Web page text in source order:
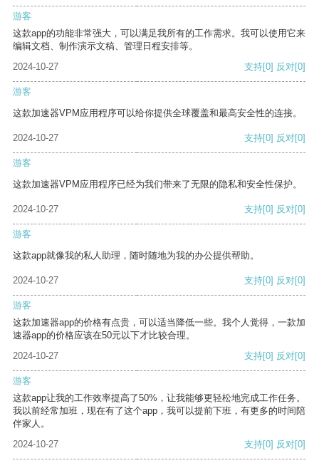
游客
这款app的功能非常强大，可以满足我所有的工作需求。我可以使用它来
编辑文档、制作演示文稿、管理日程安排等。
2024-10-27
支持[0] 反对[0]
游客
这款加速器VPM应用程序可以给你提供全球覆盖和最高安全性的连接。
2024-10-27 支持[0] 反对[0]
游客
这款加速器VPM应用程序已经为我们带来了无限的隐私和安全性保护。
2024-10-27 支持[0] 反对[0]
游客
这款app就像我的私人助理，随时随地为我的办公提供帮助。
2024-10-27 支持[0] 反对[0]
游客
这款加速器app的价格有点贵，可以适当降低一些。我个人觉得，一款加
速器app的价格应该在50元以下才比较合理。
2024-10-27
支持[0] 反对[0]
游客
这款app让我的工作效率提高了50%，让我能够更轻松地完成工作任务。
我以前经常加班，现在有了这个app，我可以提前下班，有更多的时间陪
伴家人。
2024-10-27
支持[0] 反对[0]